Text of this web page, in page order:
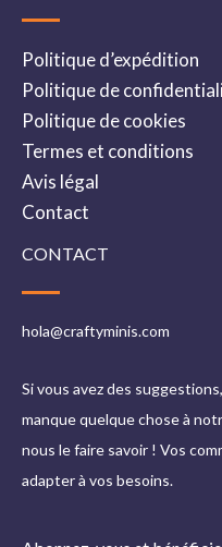
Politique d’expédition
Politique de
Politique de cookies
Termes et conditions
Avis légal
Contact
CONTACT
hola@craftyminis.com
Si vous avez des
manque quelque chose à
nous le faire savoir ! Vos
adapter à vos besoins.